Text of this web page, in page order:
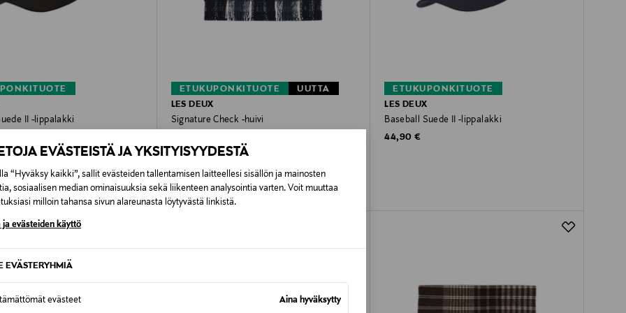
EVÄSTEISTÄ JA YKSITYISYYDESTÄ
“Hyväksy kaikki”, sallit evästeiden tallentamisen laitteellesi sisällön ja mainosten
sosiaalisen median ominaisuuksia sekä liikenteen analysointia varten. Voit muuttaa
milloin tahansa sivun alareunasta löytyvästä linkistä.
ja evästeiden käyttö
EVÄSTERYHMIÄ
evästeet Aina hyväksytty
II -lippalakki
ETUKUPONKITUOTE
UUTTA
LES DEUX
Signature Check -huivi
ETUKUPONKITUOTE
LES DEUX
Baseball Suede II -lippalakki
Original Price
44,90 €